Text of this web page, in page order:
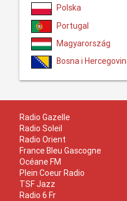
Polska
Portugal
Magyarország
Bosna i
Radio Gazelle
Radio Soleil
Radio Orient
France Bleu Gascogne
Océane FM
Plein Coeur Radio
TSF Jazz
Radio 6 Fr